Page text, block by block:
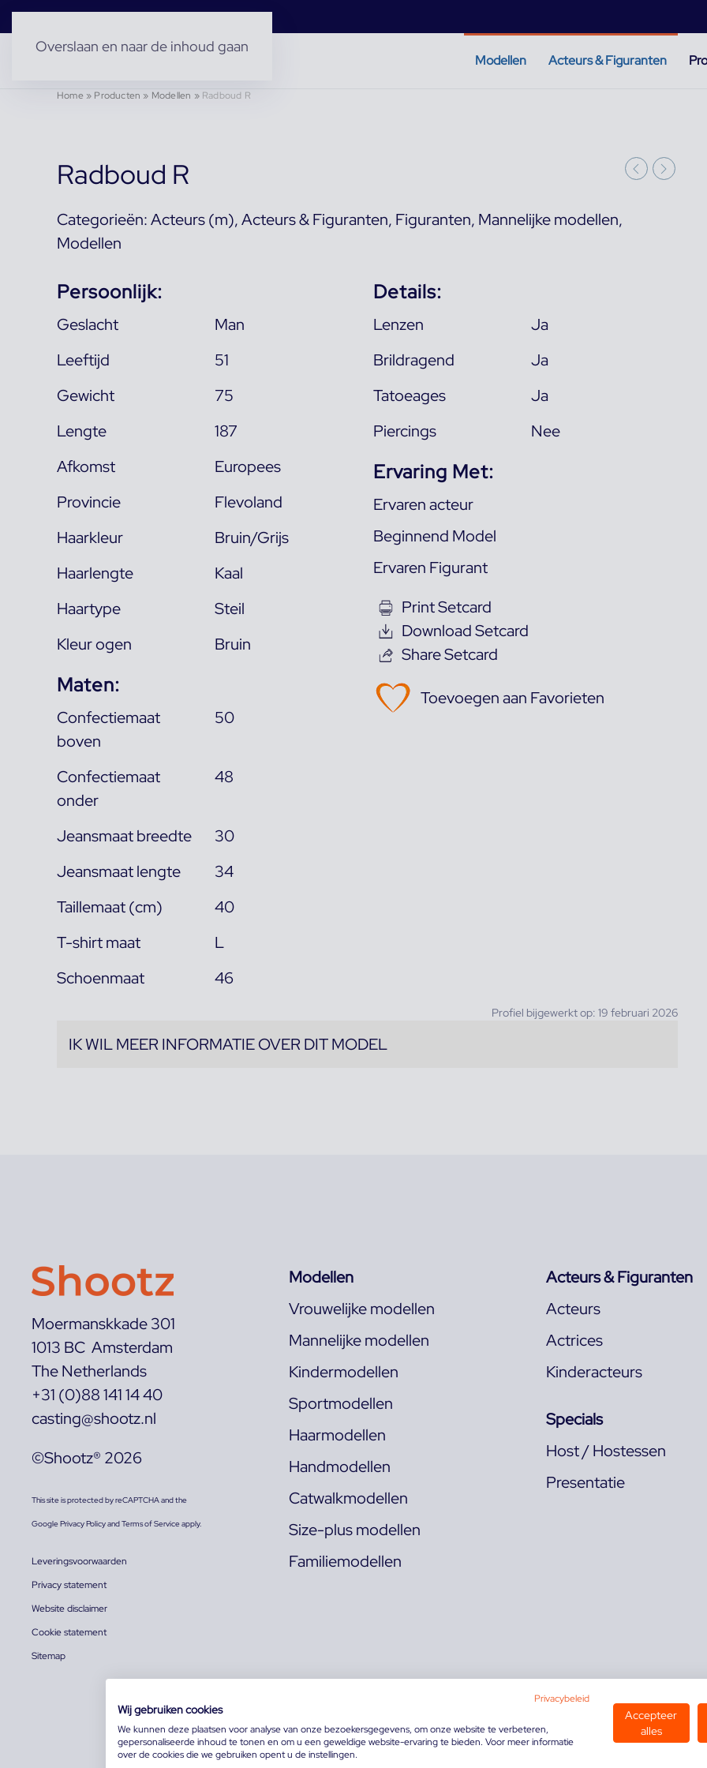
Overslaan en naar de inhoud gaan
Modellen Acteurs & Figuranten
Home» Producten » Modellen » Radboud R
Radboud R
Categorieën:Acteurs (m),Acteurs & Figuranten, Figuranten, Mannelijke modellen,
Modellen
Persoonlijk:
Geslacht
Man
Leeftijd
51
Gewicht
75
Lengte
187
Afkomst
Europees
Provincie
Flevoland
Haarkleur
Bruin/Grijs
Haarlengte
Kaal
Haartype
Steil
Kleur ogen
Bruin
Maten:
Confectiemaat
boven
50
Confectiemaat
onder
48
Jeansmaat breedte
30
Jeansmaat lengte
34
Taillemaat (cm)
40
T-shirt maat
L
Schoenmaat
46
Details:
Lenzen
Ja
Brildragend
Ja
Tatoeages
Ja
Piercings
Nee
Ervaring Met:
Ervaren acteur
Beginnend Model
Ervaren Figurant
Print Setcard
Download Setcard
Share Setcard
Toevoegen aan Favorieten
Profiel bijgewerkt op: 19 februari 2026
IK WIL MEER INFORMATIE OVER DIT MODEL
Moermanskkade 301
1013 BC Amsterdam
The Netherlands
+31 (0)88 141 14 40
casting@shootz.nl
©Shootz® 2026
This site is protected by reCAPTCHA and the
GooglePrivacy PolicyandTerms of Serviceapply.
Leveringsvoorwaarden
Privacy statement
Website disclaimer
Cookie statement
Sitemap
Modellen
Vrouwelijke modellen
Mannelijke modellen
Kindermodellen
Sportmodellen
Haarmodellen
Handmodellen
Catwalkmodellen
Size-plus modellen
Familiemodellen
Acteurs & Figuranten
Acteurs
Actrices
Kinderacteurs
Specials
Host / Hostessen
Presentatie
Privacybeleid
Wij gebruiken cookies
We kunnen deze plaatsen voor analyse van onze bezoekersgegevens, om onze website te verbeteren,
gepersonaliseerde inhoud te tonen en om u een geweldige website-ervaring te bieden. Voor meer informatie
over de cookies die we gebruiken opent u de instellingen.
Accepteer
alles